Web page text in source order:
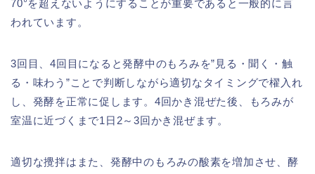
70°を超えないようにすることが重要であると一般的に言
われています。
3回目、4回目になると発酵中のもろみを”見る・聞く・触
る・味わう”ことで判断しながら適切なタイミングで櫂入れ
し、発酵を正常に促します。4回かき混ぜた後、もろみが
室温に近づくまで1日2～3回かき混ぜます。
適切な攪拌はまた、発酵中のもろみの酸素を増加させ、酵